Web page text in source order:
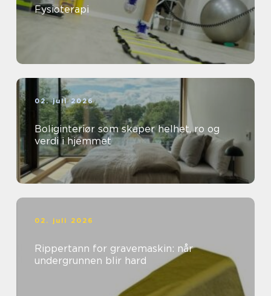
Fysioterapi
02. juli 2026
Boliginteriør som skaper helhet, ro og
verdi i hjemmet
02. juli 2026
Rippertann for gravemaskin: når
undergrunnen blir hard